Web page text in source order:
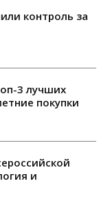
контроль за
3 лучших
покупки
и